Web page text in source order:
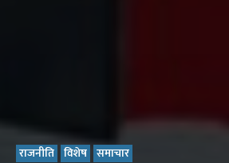
राजनीति विशेष समाचार